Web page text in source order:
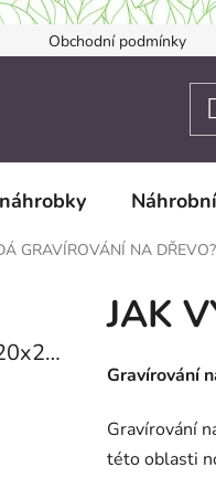
Obchodní podmínky
GRAVÍROVÁNÍ NA DŘEVO?
Náhrobek pro psa z břidlice, 20x20, S FOTKOU
JAK
Gravírování
Gravírování
této oblasti